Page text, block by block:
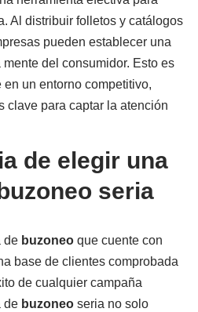
Al distribuir folletos y catálogos
pueden establecer una
del consumidor. Esto es
un entorno competitivo,
clave para captar la atención
de elegir una
seria
de buzoneo que cuente con
base de clientes comprobada
de cualquier campaña
de buzoneo seria no solo